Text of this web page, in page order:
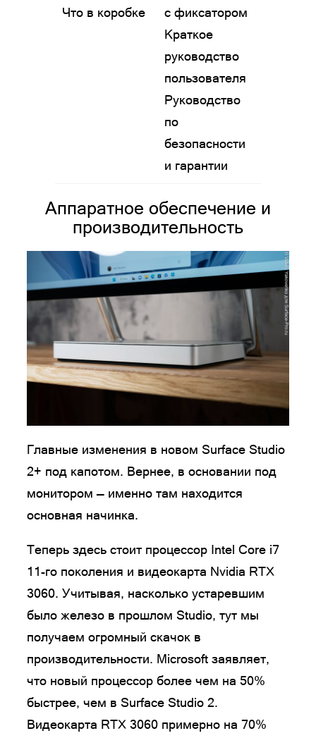
Что в коробке
с фиксатором
Краткое
руководство
пользователя
Руководство
по
безопасности
и гарантии
Аппаратное обеспечение и
производительность
Главные изменения в новом Surface Studio
2+ под капотом. Вернее, в основании под
монитором — именно там находится
основная начинка.
Теперь здесь стоит процессор Intel Core i7
11-го поколения и видеокарта Nvidia RTX
3060. Учитывая, насколько устаревшим
было железо в прошлом Studio, тут мы
получаем огромный скачок в
производительности. Microsoft заявляет,
что новый процессор более чем на 50%
быстрее, чем в Surface Studio 2.
Видеокарта RTX 3060 примерно на 70%